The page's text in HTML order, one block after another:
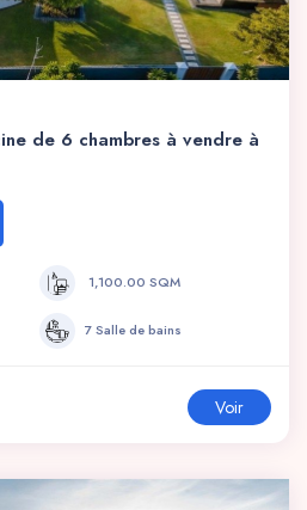
de 6 chambres à vendre à
1,100.00 SQM
7 Salle de bains
Voir